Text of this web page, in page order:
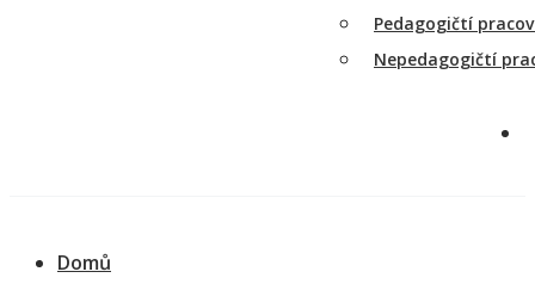
Pedagogičtí
Nepedagogičtí
Domů